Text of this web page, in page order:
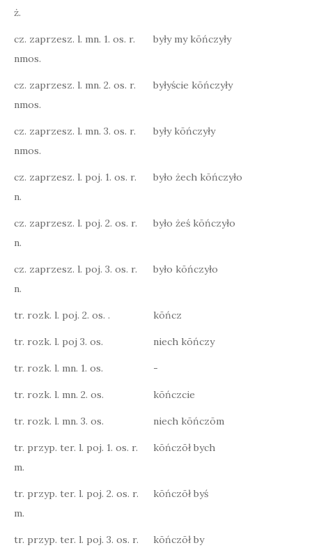
ż.
cz. zaprzesz. l. mn. 1. os. r.
nmos.
były my kōńczyły
cz. zaprzesz. l. mn. 2. os. r.
nmos.
byłyście kōńczyły
cz. zaprzesz. l. mn. 3. os. r.
nmos.
były kōńczyły
cz. zaprzesz. l. poj. 1. os. r.
n.
było żech kōńczyło
cz. zaprzesz. l. poj. 2. os. r.
n.
było żeś kōńczyło
cz. zaprzesz. l. poj. 3. os. r.
n.
było kōńczyło
tr. rozk. l. poj. 2. os. . kōńcz
tr. rozk. l. poj 3. os. niech kōńczy
tr. rozk. l. mn. 1. os. -
tr. rozk. l. mn. 2. os. kōńczcie
tr. rozk. l. mn. 3. os. niech kōńczōm
tr. przyp. ter. l. poj. 1. os. r.
m.
kōńczōł bych
tr. przyp. ter. l. poj. 2. os. r.
m.
kōńczōł byś
tr. przyp. ter. l. poj. 3. os. r.
kōńczōł by